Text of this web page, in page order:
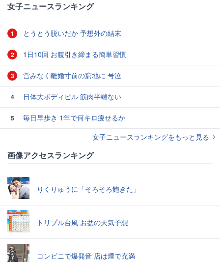
女子ニュースランキング
1 とうとう脱いだか 予想外の結末
2 1日10回 お腹引き締まる簡単習慣
3 営みなく離婚寸前の窮地に 号泣
4 日体大ボディビル 筋肉半端ない
5
毎日早歩き 1年で何キロ痩せるか
女子ニュースランキングをもっと見る
画像アクセスランキング
りくりゅうに「そろそろ飽きた」
トリプル台風 お盆の天気予想
コンビニで爆発音 店は煙で充満